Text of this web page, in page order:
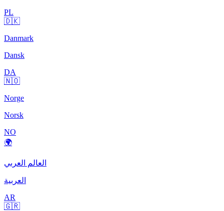
PL
🇩🇰
Danmark
Dansk
DA
🇳🇴
Norge
Norsk
NO
🌍
العالم العربي
العربية
AR
🇬🇷